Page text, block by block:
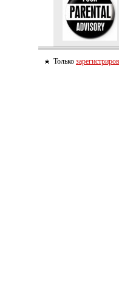
Только